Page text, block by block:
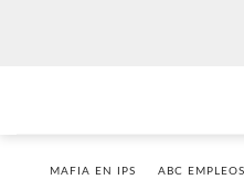
MAFIA EN IPS ABC EMPLEOS